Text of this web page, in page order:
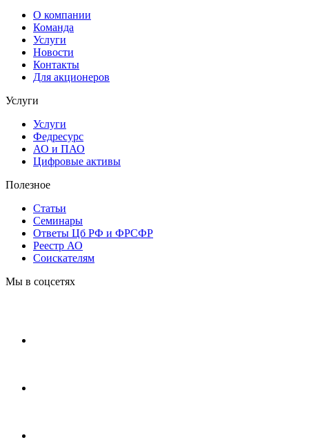
О компании
Команда
Услуги
Новости
Контакты
Для акционеров
Услуги
Услуги
Федресурс
АО и ПАО
Цифровые активы
Полезное
Статьи
Cеминары
Ответы Цб РФ и ФРСФР
Реестр АО
Соискателям
Мы в соцсетях